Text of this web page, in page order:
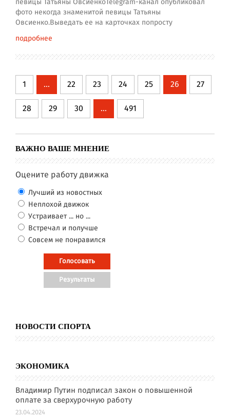
фото некогда знаменитой певицы Татьяны
Овсиенко.Выведать ее на карточках попросту
подробнее
1 ... 22 23 24 25 26
27
28
29 30 ... 491
ВАЖНО ВАШЕ МНЕНИЕ
Оцените работу движка
Лучший из новостных
Неплохой движок
Устраивает ... но ...
Встречал и получше
Совсем не понравился
НОВОСТИ СПОРТА
ЭКОНОМИКА
Владимир Путин подписал закон о повышенной
оплате за сверхурочную работу
23.04.2024